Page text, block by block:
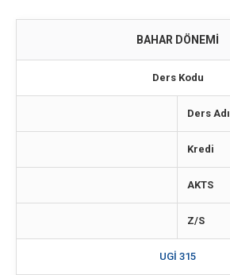
BAHAR DÖNEMİ
Ders Kodu
Ders Adı
Kredi
AKTS
Z/S
UGİ 315